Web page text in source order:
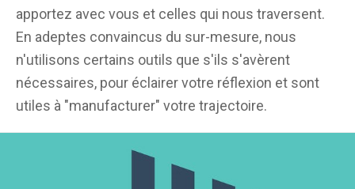
apportez avec vous et celles qui nous traversent.
En adeptes convaincus du sur-mesure, nous
n'utilisons certains outils que s'ils s'avèrent
nécessaires, pour éclairer votre réflexion et sont
utiles à "manufacturer" votre trajectoire.